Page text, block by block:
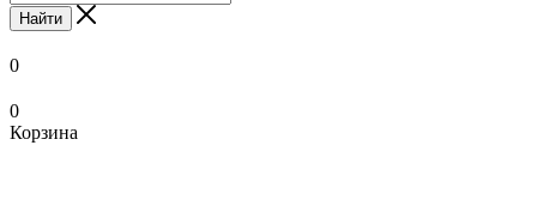
Найти
0
0
Корзина